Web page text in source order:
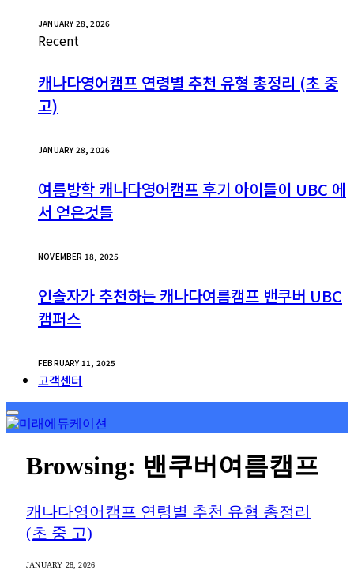
JANUARY 28, 2026
Recent
캐나다영어캠프 연령별 추천 유형 총정리 (초 중
고)
JANUARY 28, 2026
여름방학 캐나다영어캠프 후기 아이들이 UBC 에
서 얻은것들
NOVEMBER 18, 2025
인솔자가 추천하는 캐나다여름캠프 밴쿠버 UBC
캠퍼스
FEBRUARY 11, 2025
고객센터
Browsing: 밴쿠버여름캠프
캐나다영어캠프 연령별 추천 유형 총정리
(초 중 고)
JANUARY 28, 2026